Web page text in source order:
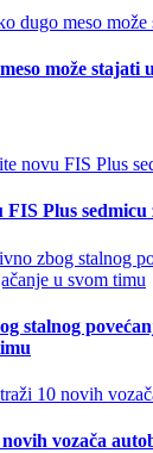
može stajati
Plus sedmicu
stalnog
vozača